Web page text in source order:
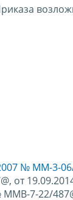
№ ММ-3-
от
7-22/